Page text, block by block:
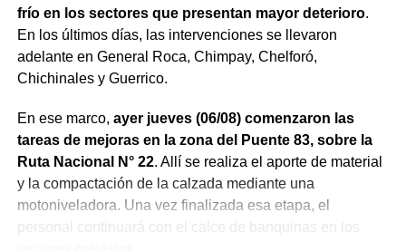
frío en los sectores que presentan mayor deterioro.
En los últimos días, las intervenciones se llevaron
adelante en General Roca, Chimpay, Chelforó,
Chichinales y Guerrico.
En ese marco, ayer jueves (06/08) comenzaron las
tareas de mejoras en la zona del Puente 83, sobre la
Ruta Nacional N° 22. Allí se realiza el aporte de material
y la compactación de la calzada mediante una
motoniveladora. Una vez finalizada esa etapa, el
personal continuará con el calce de banquinas en los